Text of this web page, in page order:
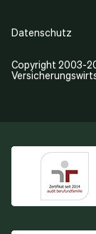
Copyright 2003-
Datenschutz